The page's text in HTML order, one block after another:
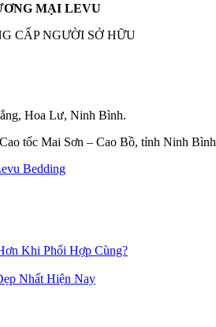
MẠI LEVU
CẤP NGƯỜI SỞ HỮU
Hoa Lư, Ninh Bình.
tốc Mai Sơn – Cao Bồ, tỉnh Ninh Bình
Bedding
Khi Phối Hợp Cùng?
Nhất Hiện Nay